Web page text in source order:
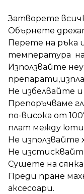
Затворете
Обърнете
Перете на ръка
температура
Използвайте
Не избелвайте
Препоръчваме
по-висока от
плат между
Не използвайте
Не
Сушете на
Преди пране
аксесоари.